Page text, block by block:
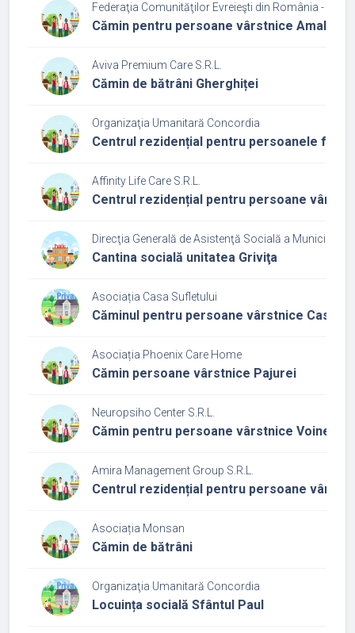
Federaţia Comunităţilor Evreieşti din România -
Cămin pentru persoane vârstnice Amalia si
Aviva Premium Care S.R.L.
Cămin de bătrâni Gherghiței
Organizaţia Umanitară Concordia
Centrul rezidențial pentru persoanele fără
Affinity Life Care S.R.L.
Centrul rezidențial pentru persoane
Direcţia Generală de Asistenţă Socială a Municipiului
Cantina socială unitatea Griviţa
Asociația Casa Sufletului
Căminul pentru persoane vârstnice Casa
Asociația Phoenix Care Home
Cămin persoane vârstnice Pajurei
Neuropsiho Center S.R.L.
Cămin pentru persoane vârstnice Voineasa
Amira Management Group S.R.L.
Centrul rezidențial pentru persoane
Asociația Monsan
Cămin de bătrâni
Organizaţia Umanitară Concordia
Locuința socială Sfântul Paul